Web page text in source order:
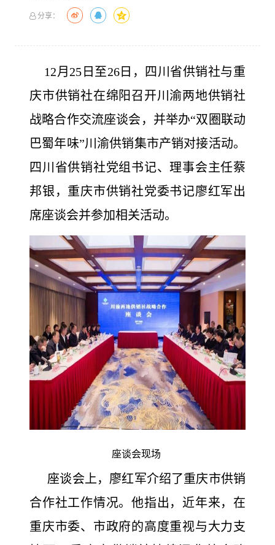
分享：
12月25日至26日，四川省供销社与重
庆市供销社在绵阳召开川渝两地供销社
战略合作交流座谈会，并举办“双圈联动
巴蜀年味”川渝供销集市产销对接活动。
四川省供销社党组书记、理事会主任蔡
邦银，重庆市供销社党委书记廖红军出
席座谈会并参加相关活动。
座谈会现场
座谈会上，廖红军介绍了重庆市供销
合作社工作情况。他指出，近年来，在
重庆市委、市政府的高度重视与大力支